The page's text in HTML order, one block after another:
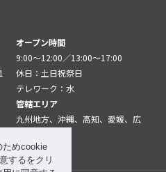
ためcookie
するをクリ
オープン時間
9:00～12:00／13:00～17:00
休日：土日祝祭日
テレワーク：水
管轄エリア
九州地方、沖縄、高知、愛媛、広